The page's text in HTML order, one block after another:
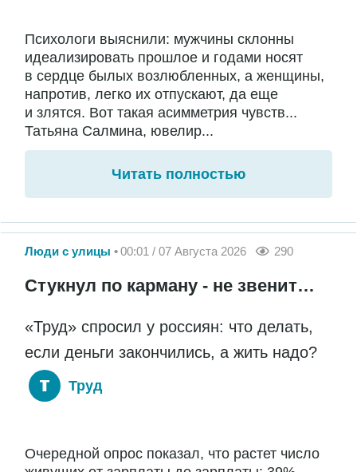
Психологи выяснили: мужчины склонны
идеализировать прошлое и годами носят
в сердце былых возлюбленных, а женщины,
напротив, легко их отпускают, да еще
и злятся. Вот такая асимметрия чувств...
Татьяна Салмина, ювелир...
Читать полностью
Люди с улицы 00:01 / 07 Августа 2026 290
Стукнул по карману - не звенит…
«Труд» спросил у россиян: что делать,
если деньги закончились, а жить надо?
Труд
Очередной опрос показал, что растет число